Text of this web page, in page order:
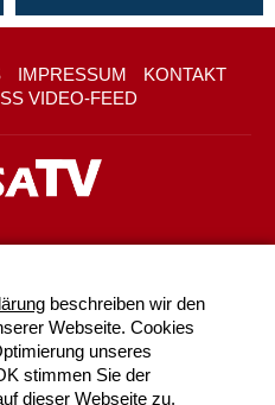
IMPRESSUM
KONTAKT
VIDEO-FEED
beschreiben wir den
Webseite. Cookies
unseres
stimmen Sie der
dieser Webseite zu.